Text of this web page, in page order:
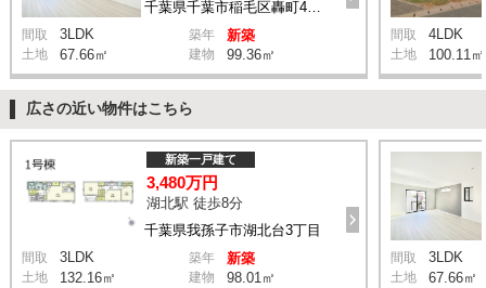
間取 3LDK 築年 新築
土地 67.66㎡ 建物 99.36㎡
間取 4LDK
土地 100.11㎡
広さの近い物件はこちら
千葉県我孫子市湖北台3丁目
新築一戸建て
3,480万円
湖北駅 徒歩8分
間取 3LDK 築年 新築
土地 132.16㎡ 建物 98.01㎡
間取 3LDK
土地 67.66㎡